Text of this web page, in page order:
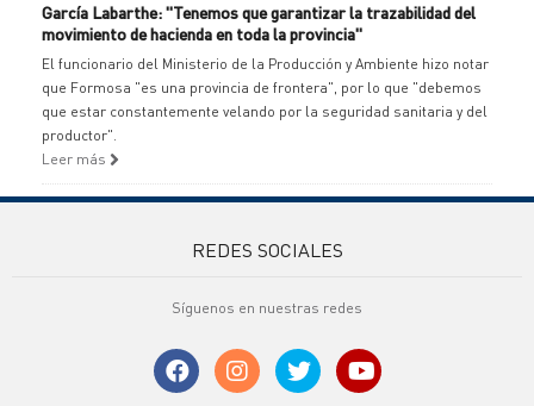
García Labarthe: "Tenemos que garantizar la trazabilidad del
movimiento de hacienda en toda la provincia"
El funcionario del Ministerio de la Producción y Ambiente hizo notar
que Formosa "es una provincia de frontera", por lo que "debemos
que estar constantemente velando por la seguridad sanitaria y del
productor".
Leer más
REDES SOCIALES
Síguenos en nuestras redes